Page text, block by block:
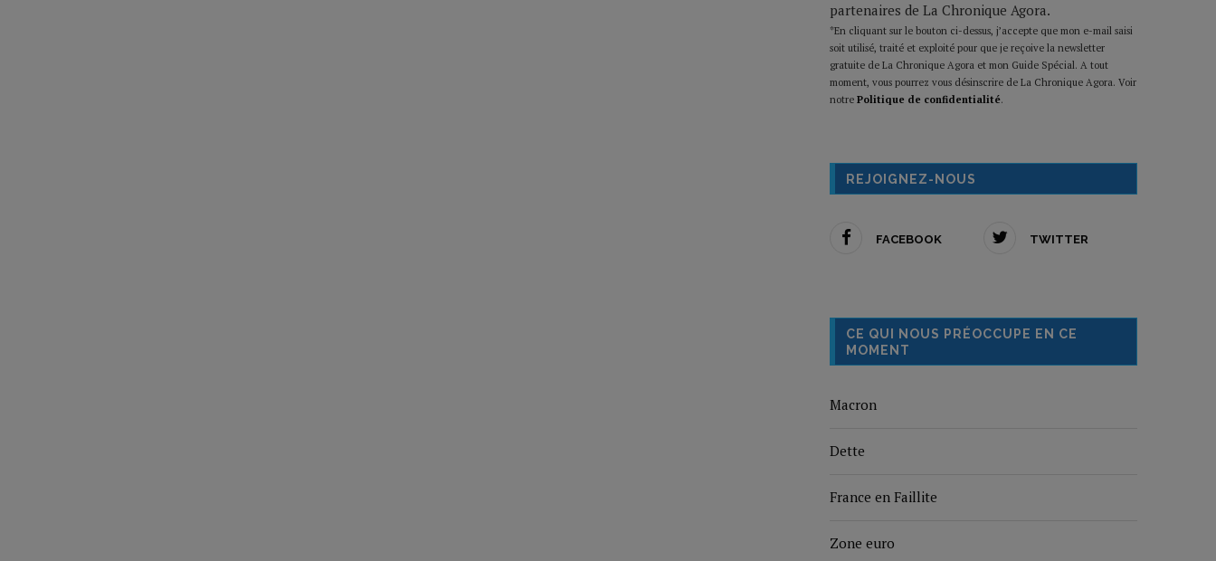
partenaires de La Chronique Agora.
*En cliquant sur le bouton ci-dessus, j’accepte que mon e-mail saisi
soit utilisé, traité et exploité pour que je reçoive la newsletter
gratuite de La Chronique Agora et mon Guide Spécial. A tout
moment, vous pourrez vous désinscrire de La Chronique Agora. Voir
notre Politique de confidentialité.
REJOIGNEZ-NOUS
FACEBOOK TWITTER
CE QUI NOUS PRÉOCCUPE EN CE
MOMENT
Macron
Dette
France en Faillite
Zone euro